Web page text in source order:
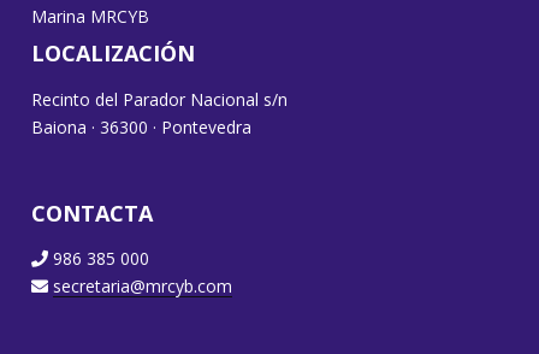
Marina MRCYB
LOCALIZACIÓN
Recinto del Parador Nacional s/n
Baiona · 36300 · Pontevedra
CONTACTA
986 385 000
secretaria@mrcyb.com